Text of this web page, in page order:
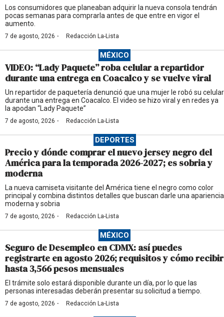
Los consumidores que planeaban adquirir la nueva consola tendrán
pocas semanas para comprarla antes de que entre en vigor el
aumento.
7 de agosto, 2026 · Redacción La-Lista
MÉXICO
VIDEO: “Lady Paquete” roba celular a repartidor
durante una entrega en Coacalco y se vuelve viral
Un repartidor de paquetería denunció que una mujer le robó su celular
durante una entrega en Coacalco. El video se hizo viral y en redes ya
la apodan “Lady Paquete”
7 de agosto, 2026 · Redacción La-Lista
DEPORTES
Precio y dónde comprar el nuevo jersey negro del
América para la temporada 2026-2027; es sobria y
moderna
La nueva camiseta visitante del América tiene el negro como color
principal y combina distintos detalles que buscan darle una apariencia
moderna y sobria
7 de agosto, 2026 · Redacción La-Lista
MÉXICO
Seguro de Desempleo en CDMX: así puedes
registrarte en agosto 2026; requisitos y cómo recibir
hasta 3,566 pesos mensuales
El trámite solo estará disponible durante un día, por lo que las
personas interesadas deberán presentar su solicitud a tiempo.
7 de agosto, 2026 · Redacción La-Lista